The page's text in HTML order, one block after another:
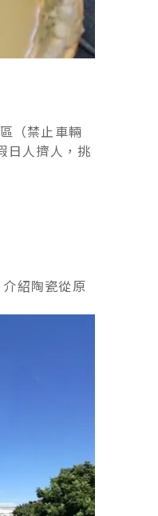
（禁止車輛
日人擠人，挑
紹陶瓷從原